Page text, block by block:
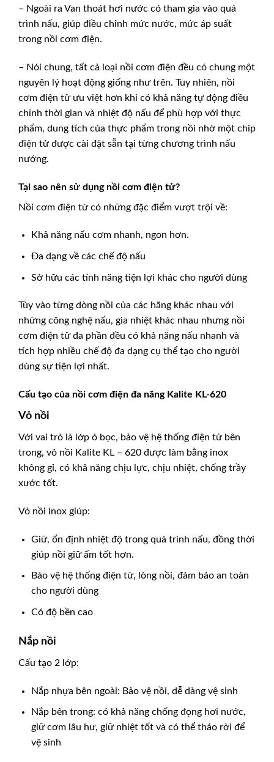
– Ngoài ra Van thoát hơi nước có tham gia vào quá
trình nấu, giúp điều chỉnh mức nước, mức áp suất
trong nồi cơm điện.
– Nói chung, tất cả loại nồi cơm điện đều có chung một
nguyên lý hoạt động giống như trên. Tuy nhiên, nồi
cơm điện tử ưu việt hơn khi có khả năng tự động điều
chỉnh thời gian và nhiệt độ nấu để phù hợp với thực
phẩm, dung tích của thực phẩm trong nồi nhờ một chip
điện tử được cài đặt sẵn tại từng chương trình nấu
nướng.
Tại sao nên sử dụng nồi cơm điện tử?
Nồi cơm điện tử có những đặc điểm vượt trội về:
Khả năng nấu cơm nhanh, ngon hơn.
Đa dạng về các chế độ nấu
Sở hữu các tính năng tiện lợi khác cho người dùng
Tùy vào từng dòng nồi của các hãng khác nhau với
những công nghệ nấu, gia nhiệt khác nhau nhưng nồi
cơm điện tử đa phần đều có khả năng nấu nhanh và
tích hợp nhiều chế độ đa dạng cụ thể tạo cho người
dùng sự tiện lợi nhất.
Cấu tạo của nồi cơm điện đa năng Kalite KL-620
Vỏ nồi
Với vai trò là lớp ỏ bọc, bảo vệ hệ thống điện tử bên
trong, vỏ nồi Kalite KL – 620 được làm bằng inox
không gỉ, có khả năng chịu lực, chịu nhiệt, chống trầy
xước tốt.
Vỏ nồi Inox giúp:
Giữ, ổn định nhiệt độ trong quá trình nấu, đồng thời
giúp nồi giữ ấm tốt hơn.
Bảo vệ hệ thống điện tử, lòng nồi, đảm bảo an toàn
cho người dùng
Có độ bền cao
Nắp nồi
Cấu tạo 2 lớp:
Nắp nhựa bên ngoài: Bảo vệ nồi, dễ dàng vệ sinh
Nắp bên trong: có khả năng chống đọng hơi nước,
giữ cơm lâu hư, giữ nhiệt tốt và có thể tháo rời để
vệ sinh